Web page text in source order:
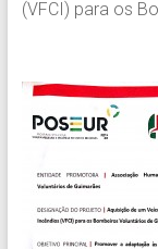
(VFCI) para os